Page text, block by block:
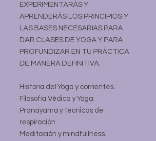
EXPERIMENTARÁS Y
APRENDERÁS LOS PRINCIPIOS Y
LAS BASES NECESARIAS PARA
DAR CLASES DE YOGA Y PARA
PROFUNDIZAR EN TU PRÁCTICA
DE MANERA DEFINITIVA.
Historia del Yoga y corrientes.
Filosofía Védica y Yoga.
Pranayama y técnicas de
respiración.
Meditación y mindfullness.